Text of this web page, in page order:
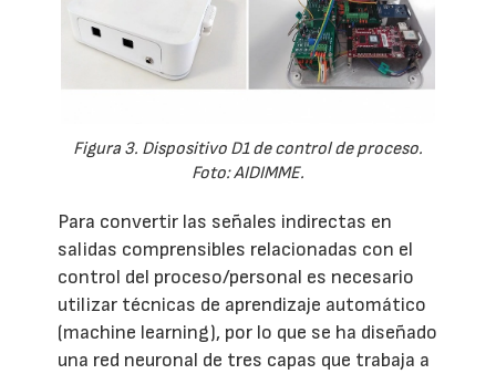
Figura 3. Dispositivo D1 de control de proceso.
Foto: AIDIMME.
Para convertir las señales indirectas en
salidas comprensibles relacionadas con el
control del proceso/personal es necesario
utilizar técnicas de aprendizaje automático
(machine learning), por lo que se ha diseñado
una red neuronal de tres capas que trabaja a